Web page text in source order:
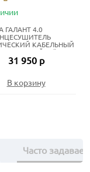
ГАЛАНТ 4.0
КАБЕЛЬНЫЙ
СМ ЗОЛОТОЙ ШЁЛК
31 950 р
В корзину
Часто